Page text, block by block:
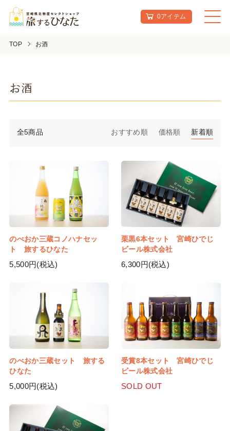
0アイテム
TOP お酒
お酒
全5商品 おすすめ順 価格順 新着順
のべおか三蔵コノハナセッ
ト 旅するひなた
5,500円(税込)
栗黒6本セット 宮崎ひでじ
ビール株式会社
6,300円(税込)
のべおか三蔵セット 旅する
ひなた
5,000円(税込)
受賞8本セット 宮崎ひでじ
ビール株式会社
SOLD OUT